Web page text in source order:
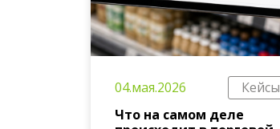
04.мая.2026
Кейсы
Что на самом деле